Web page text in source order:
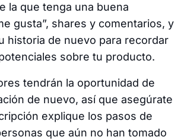
la que tenga una buena
gusta”, shares y comentarios, y
historia de nuevo para recordar
sobre tu producto.
tendrán la oportunidad de
de nuevo, así que asegúrate
explique los pasos de
que aún no han tomado